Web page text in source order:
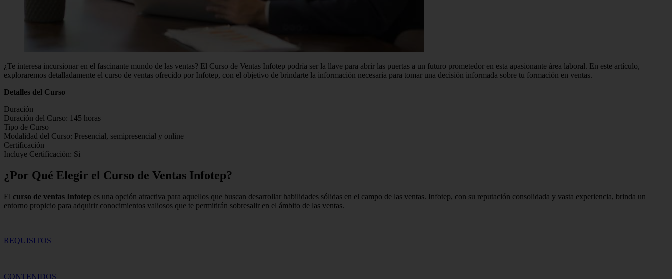
¿Te interesa incursionar en el fascinante mundo de las ventas? El Curso de Ventas Infotep podría ser la llave para abrir las puertas a un futuro prometedor en esta apasionante área laboral. En este artículo,
exploraremos detalladamente el curso de ventas ofrecido por Infotep, con el objetivo de brindarte la información necesaria para tomar una decisión informada sobre tu formación en ventas.
Detalles del Curso
Duración
Duración del Curso: 145 horas
Tipo de Curso
Modalidad del Curso: Presencial, semipresencial y online
Certificación
Incluye Certificación: Si
¿Por Qué Elegir el Curso de Ventas Infotep?
El curso de ventas Infotep es una opción atractiva para aquellos que buscan desarrollar habilidades sólidas en el campo de las ventas. Infotep, con su reputación consolidada y vasta experiencia, brinda un
entorno propicio para adquirir conocimientos valiosos que te permitirán sobresalir en el ámbito de las ventas.
REQUISITOS
CONTENIDOS